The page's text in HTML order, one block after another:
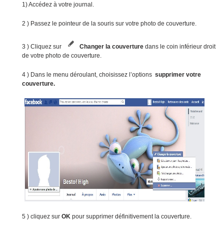
1) Accédez à votre journal.
2 ) Passez le pointeur de la souris sur votre photo de couverture.
3 ) Cliquez sur Changer la couverture dans le coin inférieur droit
de votre photo de couverture.
4 ) Dans le menu déroulant, choisissez l’options supprimer votre
couverture.
5 ) cliquez sur OK pour supprimer définitivement la couverture.